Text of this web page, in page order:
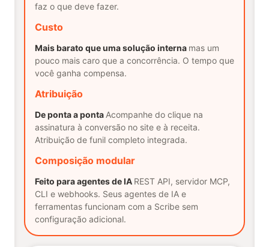
faz o que deve fazer.
Custo
Mais barato que uma solução interna mas um
pouco mais caro que a concorrência. O tempo que
você ganha compensa.
Atribuição
De ponta a ponta Acompanhe do clique na
assinatura à conversão no site e à receita.
Atribuição de funil completo integrada.
Composição modular
Feito para agentes de IA REST API, servidor MCP,
CLI e webhooks. Seus agentes de IA e
ferramentas funcionam com a Scribe sem
configuração adicional.